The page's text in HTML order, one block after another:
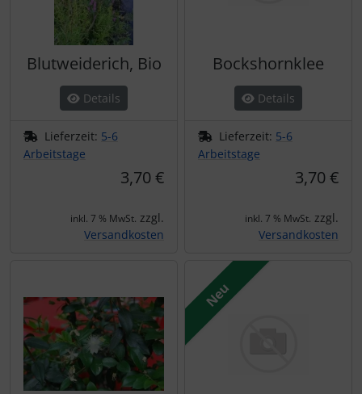
Blutweiderich, Bio
Details
Lieferzeit: 5-6
Arbeitstage
3,70 €
inkl. 7 % MwSt. zzgl.
Versandkosten
Bockshornklee
Details
Lieferzeit: 5-6
Arbeitstage
3,70 €
inkl. 7 % MwSt. zzgl.
Versandkosten
Neu